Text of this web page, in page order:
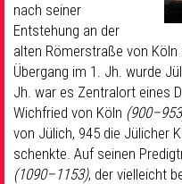
nach seiner
Entstehung an der
alten Römerstraße von Köln
Übergang im 1. Jh. wurde
Jh. war es Zentralort eines
Wichfried von Köln
von Jülich, 945 die Jülicher
schenkte. Auf seinen
(1090–1153), der vielleicht